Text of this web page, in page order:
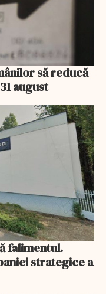
să reducă
august
falimentul.
strategice a